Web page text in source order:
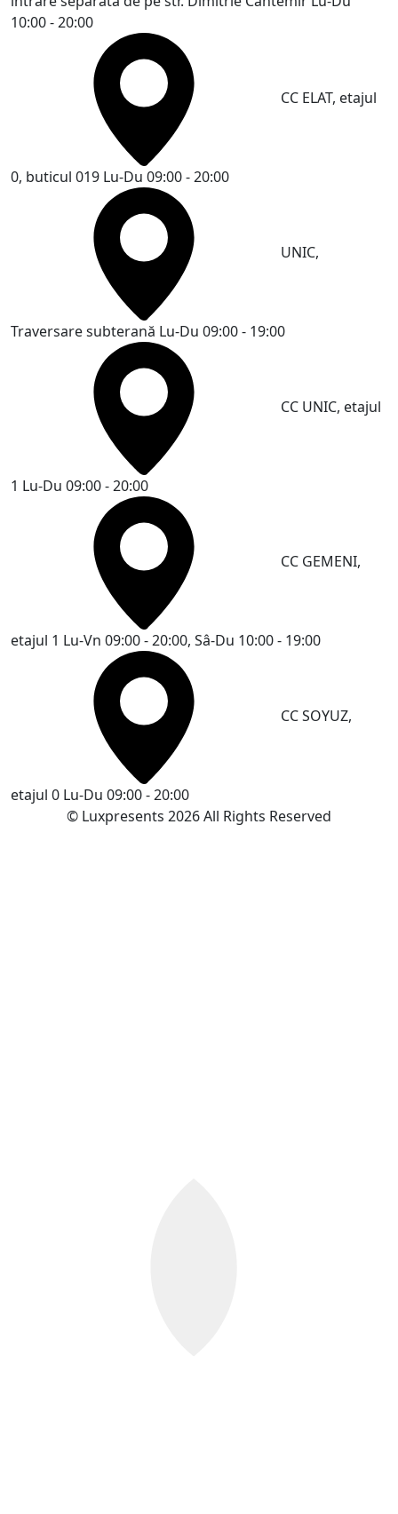
10:00 - 20:00
CC ELAT, etajul
0, buticul 019 Lu-Du 09:00 - 20:00
UNIC,
Traversare subterană Lu-Du 09:00 - 19:00
CC UNIC, etajul
1 Lu-Du 09:00 - 20:00
CC GEMENI,
etajul 1 Lu-Vn 09:00 - 20:00, Sâ-Du 10:00 - 19:00
CC SOYUZ,
etajul 0 Lu-Du 09:00 - 20:00
© Luxpresents 2026 All Rights Reserved